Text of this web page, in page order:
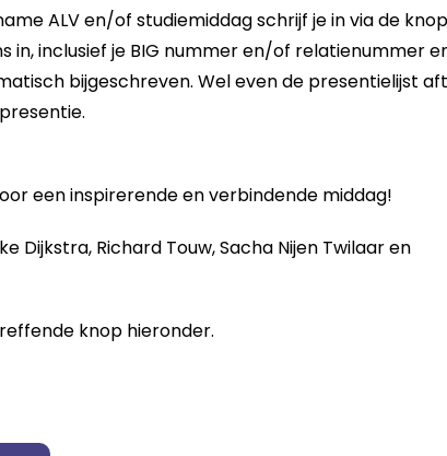
ALV en/of studiemiddag schrijf je in via de
in, inclusief je BIG nummer en/of relatienummer
bijgeschreven. Wel even de presentielijst
een inspirerende en verbindende middag!
Dijkstra, Richard Touw, Sacha Nijen Twilaar en
knop hieronder.